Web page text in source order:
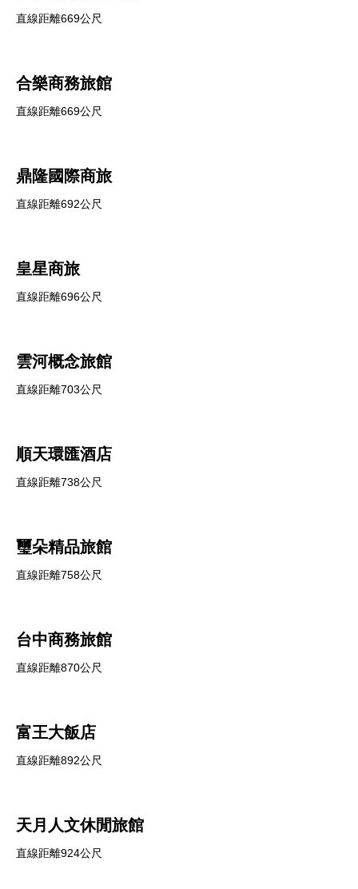
直線距離669公尺
合樂商務旅館
直線距離669公尺
鼎隆國際商旅
直線距離692公尺
皇星商旅
直線距離696公尺
雲河概念旅館
直線距離703公尺
順天環匯酒店
直線距離738公尺
璽朵精品旅館
直線距離758公尺
台中商務旅館
直線距離870公尺
富王大飯店
直線距離892公尺
天月人文休閒旅館
直線距離924公尺